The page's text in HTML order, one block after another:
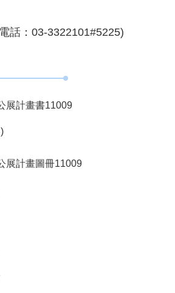
話：03-3322101#5225)
展計畫書11009
展計畫圖冊11009